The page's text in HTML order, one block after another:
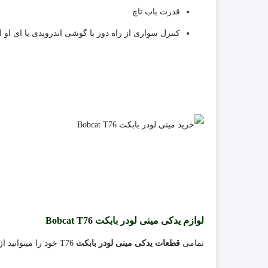
قدرت باب تاچ
کنترل سواری از راه دور با گوشی اندرویدی یا ای
لوازم یدکی مینی لودر بابکت Bobcat T76
تمامی قطعات یدکی مینی لودر بابکت